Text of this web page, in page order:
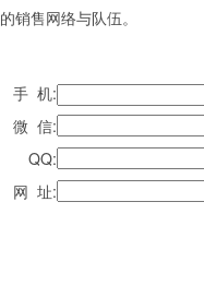
销售网络与队伍。
手 机:
微 信:
QQ:
网 址: